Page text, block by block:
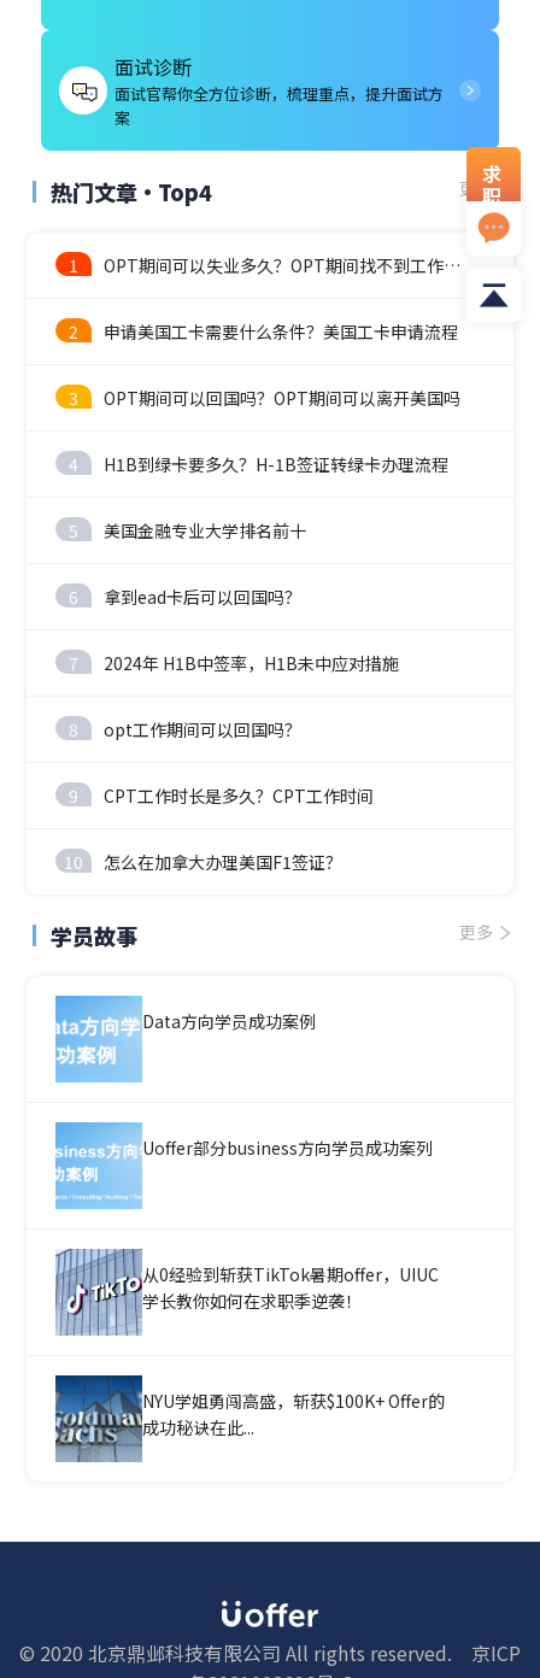
面试诊断
面试官帮你全方位诊断，梳理重点，提升面试方
案
热门文章·Top4 更多
1 OPT期间可以失业多久？OPT期间找不到工作怎么办？
2 申请美国工卡需要什么条件？美国工卡申请流程
3 OPT期间可以回国吗？OPT期间可以离开美国吗
4 H1B到绿卡要多久？H-1B签证转绿卡办理流程
5 美国金融专业大学排名前十
6 拿到ead卡后可以回国吗？
7 2024年 H1B中签率，H1B未中应对措施
8 opt工作期间可以回国吗？
9 CPT工作时长是多久？CPT工作时间
10 怎么在加拿大办理美国F1签证？
学员故事 更多
Data方向学员成功案例
Uoffer部分business方向学员成功案列
从0经验到斩获TikTok暑期offer，UIUC
学长教你如何在求职季逆袭！
NYU学姐勇闯高盛，斩获$100K+ Offer的
成功秘诀在此...
求
职
资
料
© 2020 北京鼎邺科技有限公司 All rights reserved.
京ICP